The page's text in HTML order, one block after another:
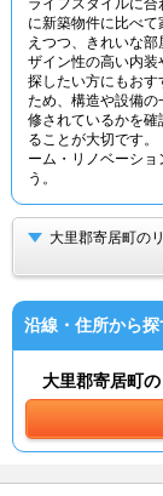
ライフスタイルに
に新築物件に比べ
えつつ、きれいな
ザイン性の高い内装
探したい方にもおす
ため、構造や設備の
修されているかを
ることが大切です
ーム・リノベーショ
う。
大里郡寄居町の
沿線・住所から探
大里郡寄居町